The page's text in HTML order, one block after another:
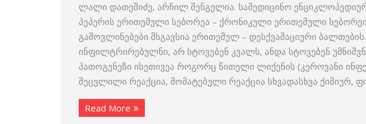
ლალი დათეშიძე, არჩილ შენგელია. სამედიცინო
პეპერის ერითემული სებორეა – ქრონიკული ერითემული
გამოვლინებები მსგავსია ერითემულ – დესქვამაციური
ინფილტრირებულნი, არ სტოვებენ კვალს, ანდა სტოვებენ
პათოგენეზი ისეთივეა როგორც წითელი ლიქენის (კეროვანი
შეცვლილი რეაქცია, მომატებული რეაქცია სხვადასხვა ქიმიურ,
Read More